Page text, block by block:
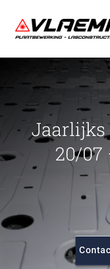
naar
inhoud
Plaatbewerking
Lasconstructie
Poederlakken
Projecten
FAQ
20/07